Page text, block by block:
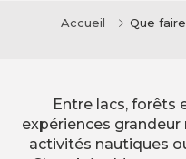
Accueil Que
Entre lacs, forêts
expériences grandeur
activités nautiques